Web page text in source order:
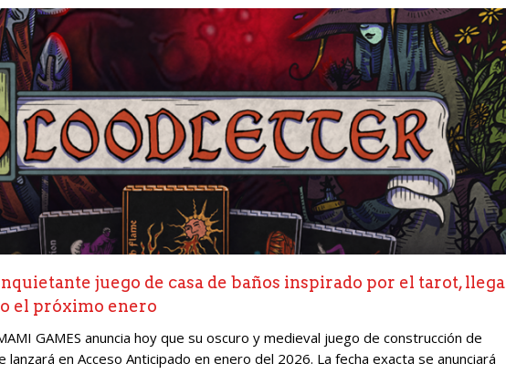
juego de casa de baños inspirado por el tarot, llega
el próximo enero
GAMES anuncia hoy que su oscuro y medieval juego de construcción de
lanzará en Acceso Anticipado en enero del 2026. La fecha exacta se anunciará